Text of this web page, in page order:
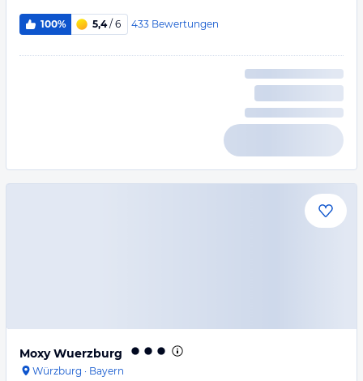
100% 5,4/ 6 433 Bewertungen
Moxy Wuerzburg
Würzburg · Bayern